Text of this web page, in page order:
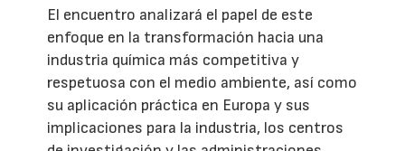
El encuentro analizará el papel de este
enfoque en la transformación hacia una
industria química más competitiva y
respetuosa con el medio ambiente, así como
su aplicación práctica en Europa y sus
implicaciones para la industria, los centros